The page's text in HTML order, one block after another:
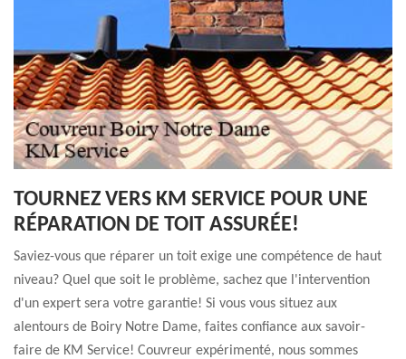
TOURNEZ VERS KM SERVICE POUR UNE
RÉPARATION DE TOIT ASSURÉE!
Saviez-vous que réparer un toit exige une compétence de haut
niveau? Quel que soit le problème, sachez que l'intervention
d'un expert sera votre garantie! Si vous vous situez aux
alentours de Boiry Notre Dame, faites confiance aux savoir-
faire de KM Service! Couvreur expérimenté, nous sommes